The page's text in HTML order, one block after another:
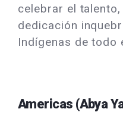
celebrar el
dedicación
Indígenas de todo
Americas (Abya